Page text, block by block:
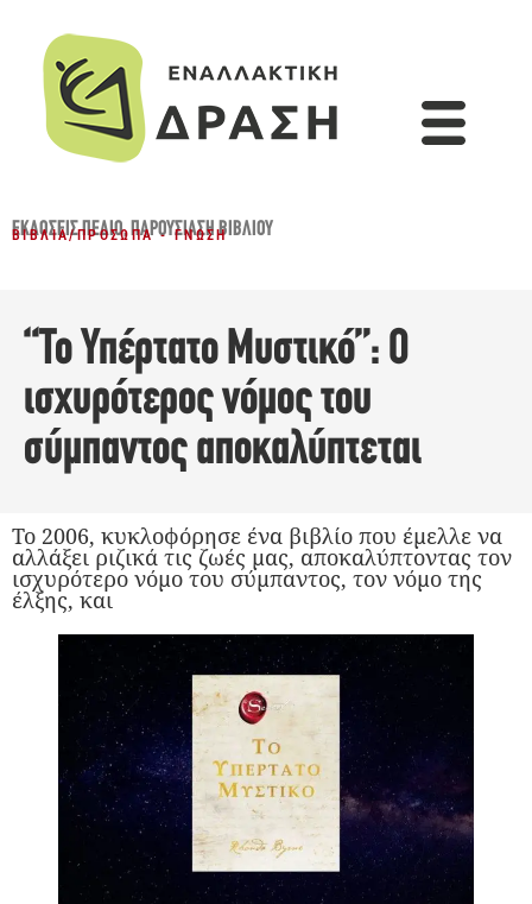
ΕΚΔΌΣΕΙΣ ΠΕΔΊΟ,ΠΑΡΟΥΣΊΑΣΗ ΒΙΒΛΊΟΥ
ΒΙΒΛΊΑ/ΠΡΌΣΩΠΑ - ΓΝΏΣΗ
“Το Υπέρτατο Mυστικό”: Ο
ισχυρότερος νόμος του
σύμπαντος αποκαλύπτεται
Το 2006, κυκλοφόρησε ένα βιβλίο που έμελλε να
αλλάξει ριζικά τις ζωές μας, αποκαλύπτοντας τον
ισχυρότερο νόμο του σύμπαντος, τον νόμο της
έλξης, και